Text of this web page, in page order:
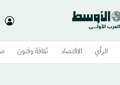
الرأي الاقتصاد ثقافة وفنون